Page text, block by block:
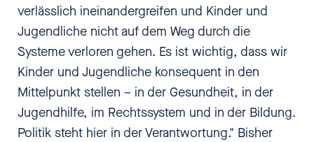
verlässlich ineinandergreifen und Kinder und
Jugendliche nicht auf dem Weg durch die
Systeme verloren gehen. Es ist wichtig, dass wir
Kinder und Jugendliche konsequent in den
Mittelpunkt stellen – in der Gesundheit, in der
Jugendhilfe, im Rechtssystem und in der Bildung.
Politik steht hier in der Verantwortung." Bisher